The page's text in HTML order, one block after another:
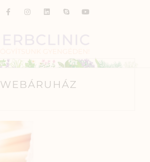
WEBÁRUHÁZ